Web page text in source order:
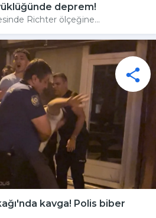
deprem!
Richter ölçeğine...
kavga! Polis biber